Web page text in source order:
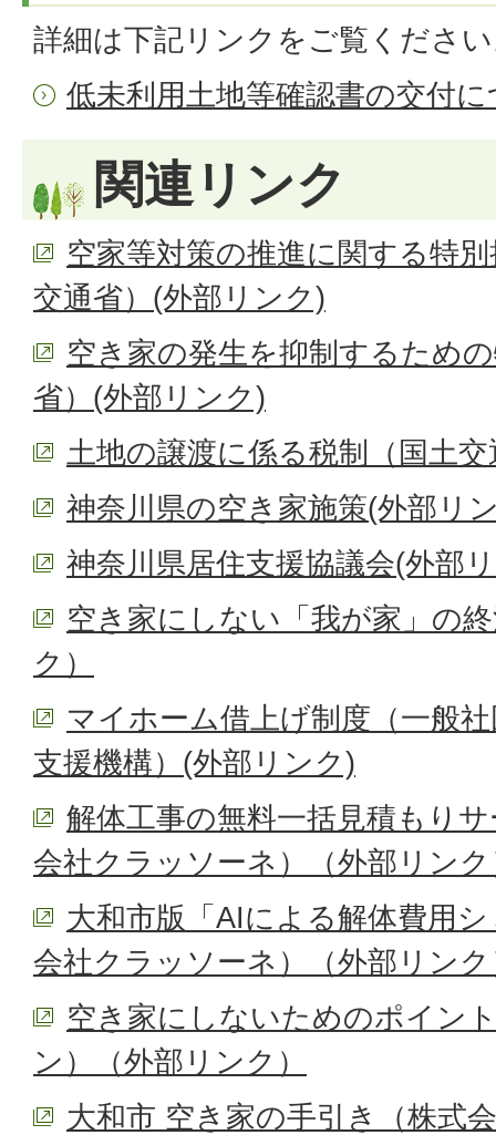
詳細は下記リンクをご覧くださ
低未利用土地等確認書の交付
関連リンク
空家等対策の推進に関する特
交通省）(外部リンク)
空き家の発生を抑制するため
省）(外部リンク)
土地の譲渡に係る税制（国土
神奈川県の空き家施策(外部リ
神奈川県居住支援協議会(外部
空き家にしない「我が家」の
ク）
マイホーム借上げ制度（一般
支援機構）(外部リンク)
解体工事の無料一括見積もり
会社クラッソーネ）（外部リン
大和市版「AIによる解体費用
会社クラッソーネ）（外部リン
空き家にしないためのポイン
ン）（外部リンク）
大和市 空き家の手引き（株式